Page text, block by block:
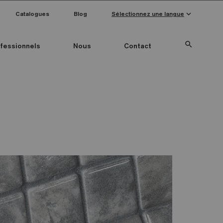
Nous Contact search
Catalogues Blog Sélectionnez une langue keyboard_arrow_down